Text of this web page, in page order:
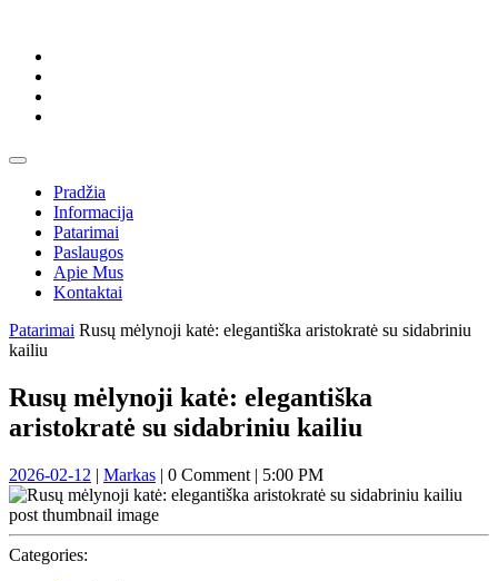
content
Skip
content
Open
ButtonPradžia
Informacija
Patarimai
Paslaugos
Apie Mus
Kontaktai
Close
Button
Patarimai Rusų mėlynoji katė: elegantiška aristokratė su sidabriniu
kailiu
Rusų mėlynoji katė: elegantiška
aristokratė su sidabriniu kailiu
2026-02-12 2026-
02-
12
| MarkasMarkas
| 0 Comment | 5:00 PM
Categories: